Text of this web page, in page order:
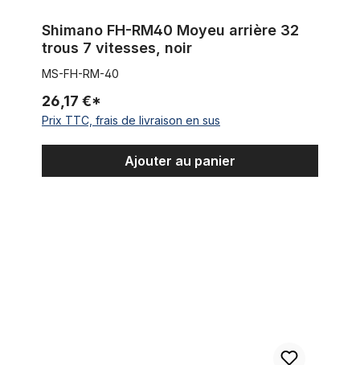
Shimano FH-RM40 Moyeu arrière 32
trous 7 vitesses, noir
MS-FH-RM-40
26,17 €*
Prix TTC, frais de livraison en sus
Ajouter au panier